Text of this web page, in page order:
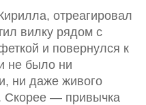
отреагировал
вилку рядом с
и повернулся к
не было ни
ни даже живого
Скорее — привычка